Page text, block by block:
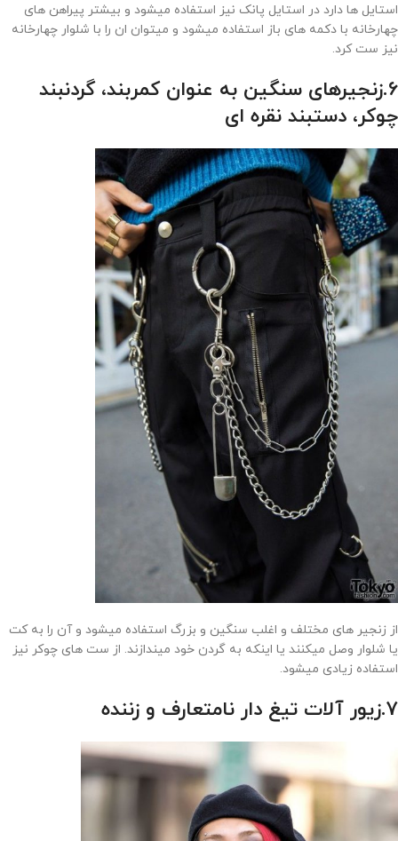
استایل ها دارد در استایل پانک نیز استفاده میشود و بیشتر پیراهن های
چهارخانه با دکمه های باز استفاده میشود و میتوان ان را با شلوار چهارخانه
نیز ست کرد.
6.زنجیرهای سنگین به عنوان کمربند، گردنبند
چوکر، دستبند نقره ای
از زنجیر های مختلف و اغلب سنگین و بزرگ استفاده میشود و آن را به کت
یا شلوار وصل میکنند یا اینکه به گردن خود میندازند. از ست های چوکر نیز
استفاده زیادی میشود.
7.زیور آلات تیغ دار نامتعارف و زننده